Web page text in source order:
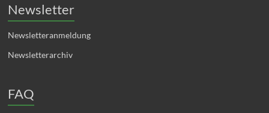
Newsletter
Newsletteranmeldung
Newsletterarchiv
FAQ